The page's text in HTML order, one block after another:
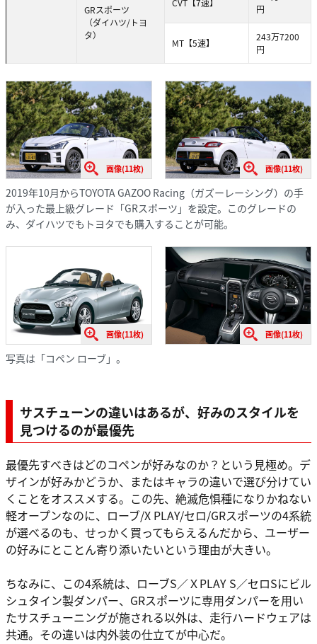
GRスポーツ
（ダイハツ/トヨ
タ）
CVT【7速】
円
MT【5速】
243万7200
円
画像(11枚) 画像(11枚)
2019年10月からTOYOTA GAZOO Racing（ガズーレーシング）の手
が入った最上級グレード「GRスポーツ」を設定。このグレードの
み、ダイハツでもトヨタでも購入することが可能。
画像(11枚) 画像(11枚)
写真は「コペン ローブ」。
サスチューンの違いはあるが、好みのスタイルを
見つけるのが最優先
最優先すべきはどのコペンが好みなのか？という見極め。デ
ザインが好みかどうか、またはキャラの違いで選び分けてい
くことをオススメする。この先、絶滅危惧種になりかねない
軽オープンなのに、ローブ/X PLAY/セロ/GRスポーツの4系統
が選べるのも、せっかく買ってもらえるんだから、ユーザー
の好みにとことん寄り添いたいという理由が大きい。
ちなみに、この4系統は、ローブS／ＸPLAY S／セロSにビル
シュタイン製ダンパー、GRスポーツに専用ダンパーを用い
たサスチューニングが施される以外は、走行ハードウェアは
共通。その違いは内外装の仕立てが中心だ。